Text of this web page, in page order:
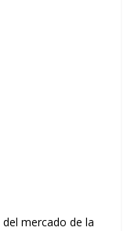
mercado de la